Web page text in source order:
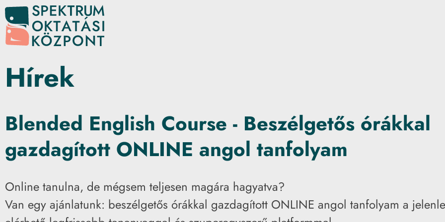
Hírek
Blended English Course - Beszélgetős órákkal
gazdagított ONLINE angol tanfolyam
Online tanulna, de mégsem teljesen magára hagyatva?
Van egy ajánlatunk: beszélgetős órákkal gazdagított ONLINE angol tanfolyam a